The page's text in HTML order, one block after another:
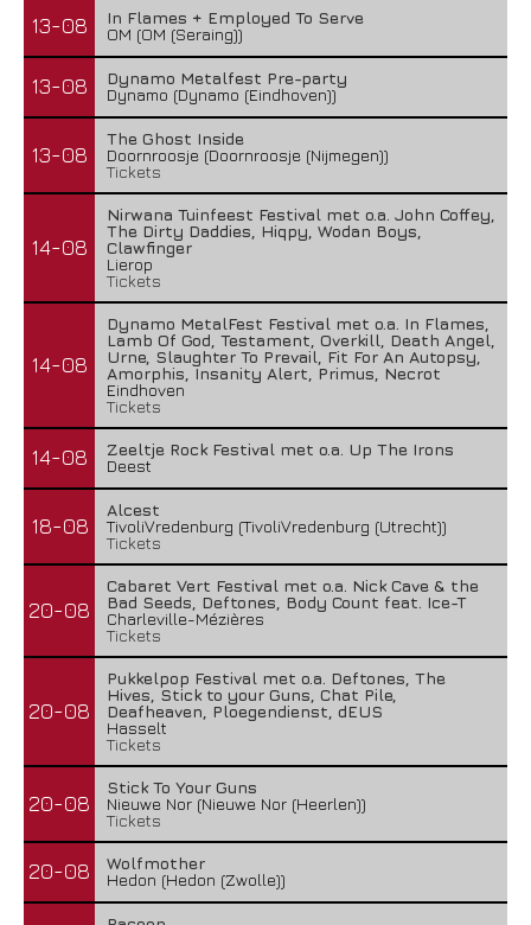
13-08
In Flames + Employed To Serve
OM (OM (Seraing))
13-08
Dynamo Metalfest Pre-party
Dynamo (Dynamo (Eindhoven))
13-08
The Ghost Inside
Doornroosje (Doornroosje (Nijmegen))
Tickets
14-08
Nirwana Tuinfeest Festival met o.a. John Coffey,
The Dirty Daddies, Hiqpy, Wodan Boys,
Clawfinger
Lierop
Tickets
14-08
Dynamo MetalFest Festival met o.a. In Flames,
Lamb Of God, Testament, Overkill, Death Angel,
Urne, Slaughter To Prevail, Fit For An Autopsy,
Amorphis, Insanity Alert, Primus, Necrot
Eindhoven
Tickets
14-08
Zeeltje Rock Festival met o.a. Up The Irons
Deest
18-08
Alcest
TivoliVredenburg (TivoliVredenburg (Utrecht))
Tickets
20-08
Cabaret Vert Festival met o.a. Nick Cave & the
Bad Seeds, Deftones, Body Count feat. Ice-T
Charleville-Mézières
Tickets
20-08
Pukkelpop Festival met o.a. Deftones, The
Hives, Stick to your Guns, Chat Pile,
Deafheaven, Ploegendienst, dEUS
Hasselt
Tickets
20-08
Stick To Your Guns
Nieuwe Nor (Nieuwe Nor (Heerlen))
Tickets
20-08
Wolfmother
Hedon (Hedon (Zwolle))